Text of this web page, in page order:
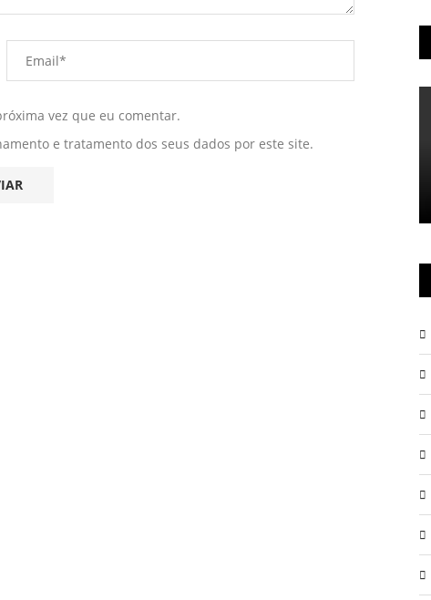
vez que eu comentar.
e tratamento dos seus dados por este site.